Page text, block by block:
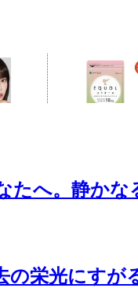
へ。静かな
の栄光にす